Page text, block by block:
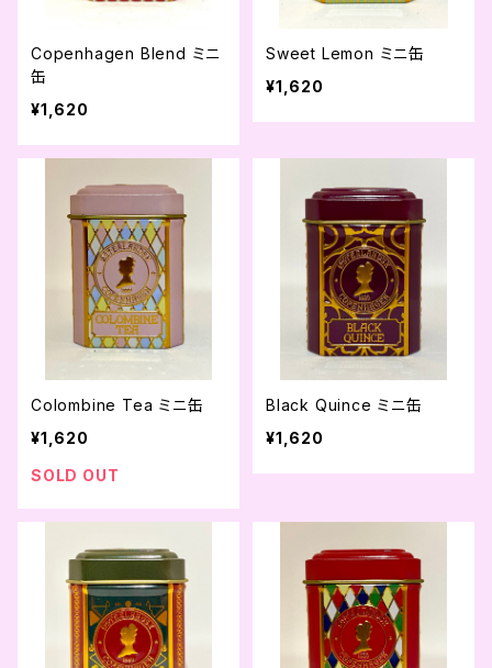
Copenhagen Blend ミニ
缶
¥1,620
Sweet Lemon ミニ缶
¥1,620
Colombine Tea ミニ缶
¥1,620
SOLD OUT
Black Quince ミニ缶
¥1,620